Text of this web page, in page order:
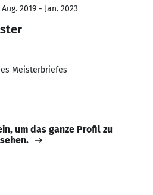
2019 - Jan. 2023
Meisterbriefes
um das ganze Profil zu
sehen.